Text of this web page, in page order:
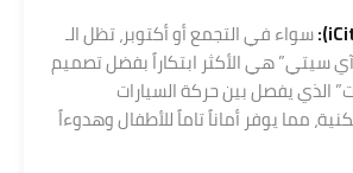
:سواء في التجمع أو أكتوبر، تظل الـ
سيتي” هي الأكثر ابتكاراً بفضل تصميم
الذي يفصل بين حركة السيارات
مما يوفر أماناً تاماً للأطفال وهدوءاً